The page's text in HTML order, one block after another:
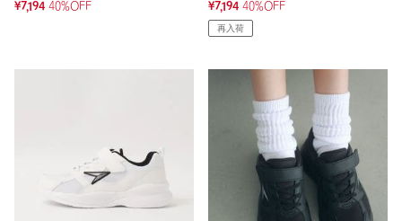
¥7,194 40%OFF
¥7,194 40%OFF
再入荷